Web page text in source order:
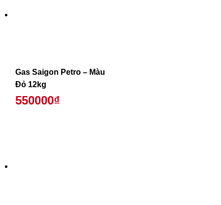
Gas Saigon Petro – Màu
Đỏ 12kg
550000₫